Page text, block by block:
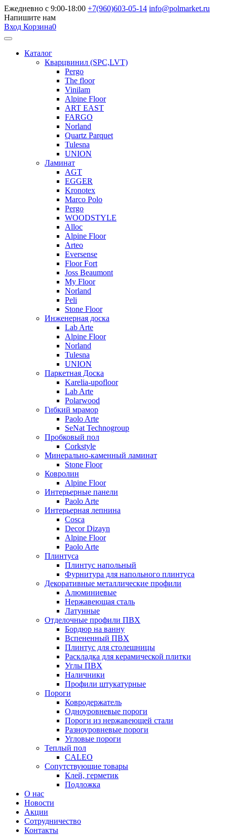
Ежедневно с 9:00-18:00 +7(960)603-05-14 info@polmarket.ru
Напишите нам
Вход Корзина0
Каталог
Кварцвинил (SPC,LVT)
Pergo
The floor
Vinilam
Alpine Floor
ART EAST
FARGO
Norland
Quartz Parquet
Tulesna
UNION
Ламинат
AGT
EGGER
Kronotex
Marco Polo
Pergo
WOODSTYLE
Alloc
Alpine Floor
Arteo
Eversense
Floor Fort
Joss Beaumont
My Floor
Norland
Peli
Stone Floor
Инженерная доска
Lab Arte
Alpine Floor
Norland
Tulesna
UNION
Паркетная Доска
Karelia-upofloor
Lab Arte
Polarwood
Гибкий мрамор
Paolo Arte
SeNat Technogroup
Пробковый пол
Corkstyle
Минерально-каменный ламинат
Stone Floor
Ковролин
Alpine Floor
Интерьерные панели
Paolo Arte
Интерьерная лепнина
Cosca
Decor Dizayn
Alpine Floor
Paolo Arte
Плинтуса
Плинтус напольный
Фурнитура для напольного плинтуса
Декоративные металлические профили
Алюминиевые
Нержавеющая сталь
Латунные
Отделочные профили ПВХ
Бордюр на ванну
Вспененный ПВХ
Плинтус для столешницы
Раскладка для керамической плитки
Углы ПВХ
Наличники
Профили штукатурные
Пороги
Ковродержатель
Одноуровневые пороги
Пороги из нержавеющей стали
Разноуровневые пороги
Угловые пороги
Теплый пол
CALEO
Сопутствующие товары
Клей, герметик
Подложка
О нас
Новости
Акции
Сотрудничество
Контакты